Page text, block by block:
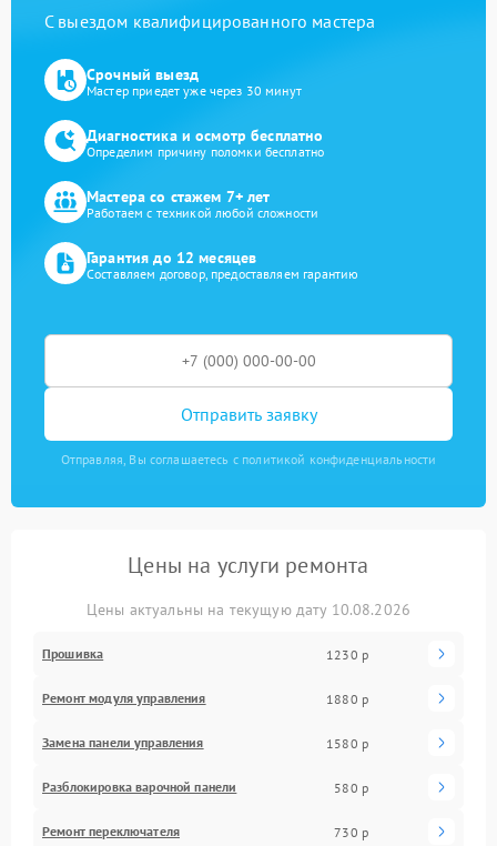
С выездом квалифицированного мастера
Срочный выезд
Мастер приедет уже через 30 минут
Диагностика и осмотр бесплатно
Определим причину поломки бесплатно
Мастера со стажем 7+ лет
Работаем с техникой любой сложности
Гарантия до 12 месяцев
Составляем договор, предоставляем гарантию
Отправить заявку
Отправляя, Вы соглашаетесь с политикой конфиденциальности
Цены на услуги ремонта
Цены актуальны на текущую дату 10.08.2026
Прошивка 1230 р
Ремонт модуля управления 1880 р
Замена панели управления 1580 р
Разблокировка варочной панели 580 р
Ремонт переключателя 730 р